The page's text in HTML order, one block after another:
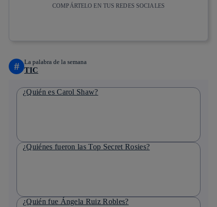
COMPÁRTELO EN TUS REDES SOCIALES
# La palabra de la semana
TIC
¿Quién es Carol Shaw?
¿Quiénes fueron las Top Secret Rosies?
¿Quién fue Ángela Ruiz Robles?